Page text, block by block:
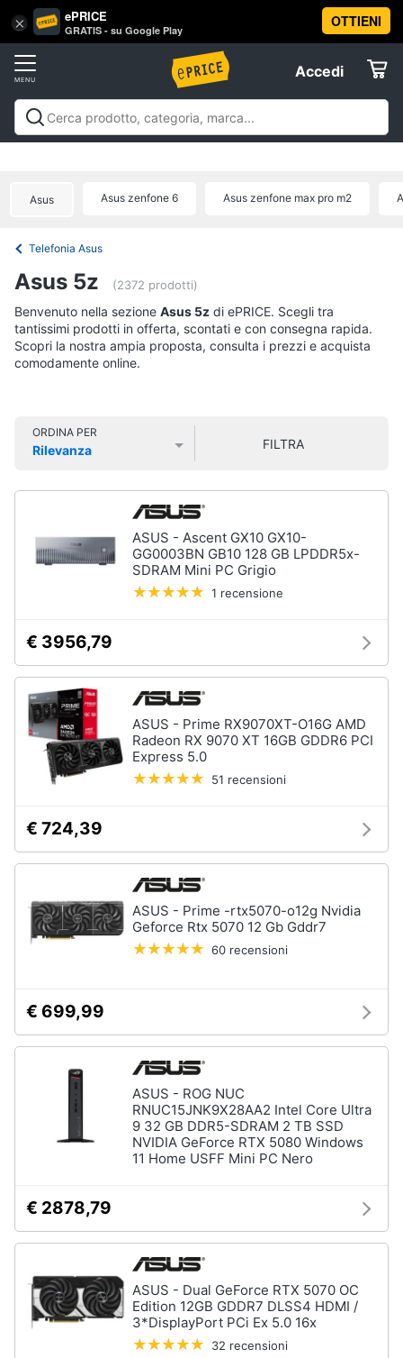
× ePRICE
GRATIS - su Google Play
OTTIENI
Accedi
Accedi
Registrati
Offerte
Tv
e
Home
Cinema
home
e
musica
Arredo
Brico
e
Giardinaggio
e
igiene
Giocattoli
infanzia
Casalinghi
Abbigliamento
Sport
Animali
Motori
Vai
al
Asus Asus zenfone 6 Asus zenfone max pro m2
Telefonia Asus
Asus 5z (2372 prodotti)
Benvenuto nella sezione Asus 5z di ePRICE. Scegli tra
tantissimi prodotti in offerta, scontati e con consegna rapida.
Scopri la nostra ampia proposta, consulta i prezzi e acquista
comodamente online.
ORDINA PER
Rilevanza
FILTRA
ASUS - Ascent GX10 GX10-
GG0003BN GB10 128 GB LPDDR5x-
SDRAM Mini PC Grigio
1 recensione
€ 3956,79
ASUS - Prime RX9070XT-O16G AMD
Radeon RX 9070 XT 16GB GDDR6 PCI
Express 5.0
51 recensioni
€ 724,39
ASUS - Prime -rtx5070-o12g Nvidia
Geforce Rtx 5070 12 Gb Gddr7
60 recensioni
€ 699,99
ASUS - ROG NUC
RNUC15JNK9X28AA2 Intel Core Ultra
9 32 GB DDR5-SDRAM 2 TB SSD
NVIDIA GeForce RTX 5080 Windows
11 Home USFF Mini PC Nero
€ 2878,79
ASUS - Dual GeForce RTX 5070 OC
Edition 12GB GDDR7 DLSS4 HDMI /
3*DisplayPort PCi Ex 5.0 16x
32 recensioni